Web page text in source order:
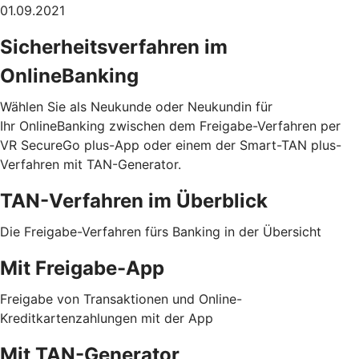
01.09.2021
Sicherheitsverfahren im
OnlineBanking
Wählen Sie als Neukunde oder Neukundin für
Ihr OnlineBanking zwischen dem Freigabe-Verfahren per
VR SecureGo plus-App oder einem der Smart-TAN plus-
Verfahren mit TAN-Generator.
TAN-Verfahren im Überblick
Die Freigabe-Verfahren fürs Banking in der Übersicht
Mit Freigabe-App
Freigabe von Transaktionen und Online-
Kreditkartenzahlungen mit der App
Mit TAN-Generator